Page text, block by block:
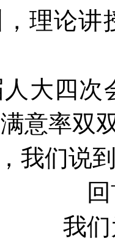
理论讲
四次
意率双
我们说
我